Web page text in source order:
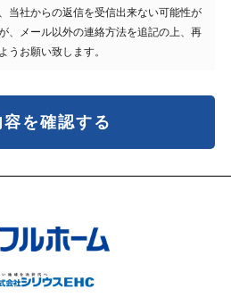
当社からの返信を受信出来ない可能性が
、メール以外の連絡方法を追記の上、再
うお願い致します。
容を確認する